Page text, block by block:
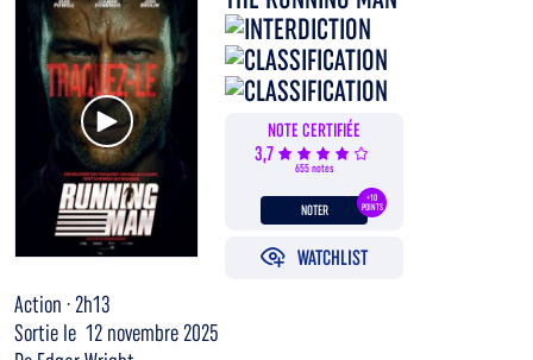
Voir la bande annonce
NOTE CERTIFIÉE
3,7
655 notes
+10
POINTS
NOTER
WATCHLIST
Action · 2h13
Sortie le 12 novembre 2025